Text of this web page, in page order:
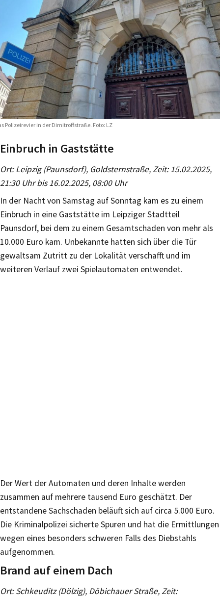
Polizeirevier in der Dimitroffstraße. Foto: LZ
Einbruch in Gaststätte
Ort: Leipzig (Paunsdorf), Goldsternstraße, Zeit: 15.02.2025,
21:30 Uhr bis 16.02.2025, 08:00 Uhr
In der Nacht von Samstag auf Sonntag kam es zu einem
Einbruch in eine Gaststätte im Leipziger Stadtteil
Paunsdorf, bei dem zu einem Gesamtschaden von mehr als
10.000 Euro kam. Unbekannte hatten sich über die Tür
gewaltsam Zutritt zu der Lokalität verschafft und im
weiteren Verlauf zwei Spielautomaten entwendet.
Der Wert der Automaten und deren Inhalte werden
zusammen auf mehrere tausend Euro geschätzt. Der
entstandene Sachschaden beläuft sich auf circa 5.000 Euro.
Die Kriminalpolizei sicherte Spuren und hat die Ermittlungen
wegen eines besonders schweren Falls des Diebstahls
aufgenommen.
Brand auf einem Dach
Ort: Schkeuditz (Dölzig), Döbichauer Straße, Zeit: